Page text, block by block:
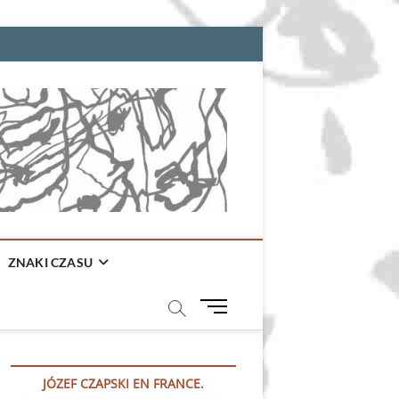
ZNAKI CZASU
M
u
JÓZEF CZAPSKI EN FRANCE.